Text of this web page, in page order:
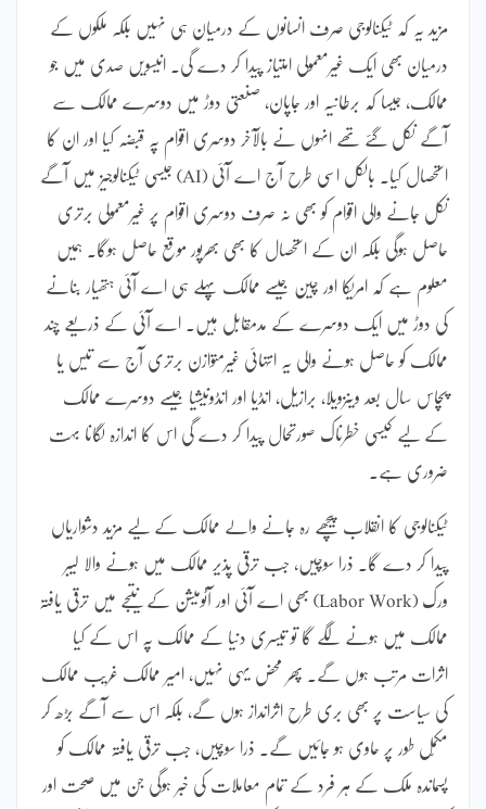
مزید یہ کہ ٹیکنالوجی صرف انسانوں کے درمیان ہی نہیں بلکہ ملکوں کے
درمیان بھی ایک غیرمعمولی امتیاز پیدا کر دے گی۔ انیسویں صدی میں جو
ممالک، جیسا کہ برطانیہ اور جاپان، صنعتی دوڑ میں دوسرے ممالک سے
آگے نکل گئے تھے انہوں نے بالآخر دوسری اقوام پہ قبضہ کیا اور ان کا
استحصال کیا۔ بالکل اسی طرح آج اے آئی (AI) جیسی ٹیکنالوجیز میں آگے
نکل جانے والی اقوام کو بھی نہ صرف دوسری اقوام پر غیرمعمولی برتری
حاصل ہوگی بلکہ ان کے استحصال کا بھی بھرپور موقع حاصل ہوگا۔ ہمیں
معلوم ہے کہ امریکا اور چین جیسے ممالک پہلے ہی اے آئی ہتھیار بنانے
کی دوڑ میں ایک دوسرے کے مدمقابل ہیں۔ اے آئی کے ذریعے چند
ممالک کو حاصل ہونے والی یہ انتہائی غیرمتوازن برتری آج سے تیس یا
پچاس سال بعد وینزویلا، برازیل، انڈیا اور انڈونیشیا جیسے دوسرے ممالک
کے لیے کیسی خطرناک صورتحال پیدا کر دے گی اس کا اندازہ لگانا بہت
ضروری ہے۔
ٹیکنالوجی کا انقلاب پیچھے رہ جانے والے ممالک کے لیے مزید دشواریاں
پیدا کر دے گا۔ ذرا سوچیں، جب ترقی پذیر ممالک میں ہونے والا لیبر
ورک (Labor Work) بھی اے آئی اور آٹومیشن کے نتیجے میں ترقی یافتہ
ممالک میں ہونے لگے گا تو تیسری دنیا کے ممالک پہ اس کے کیا
اثرات مرتب ہوں گے۔ پھر محض یہی نہیں، امیر ممالک غریب ممالک
کی سیاست پر بھی بری طرح اثرانداز ہوں گے، بلکہ اس سے آگے بڑھ کر
مکمّل طور پر حاوی ہو جائیں گے۔ ذرا سوچیں، جب ترقی یافتہ ممالک کو
پسماندہ ملک کے ہر فرد کے تمام معاملات کی خبر ہوگی جن میں صحت اور